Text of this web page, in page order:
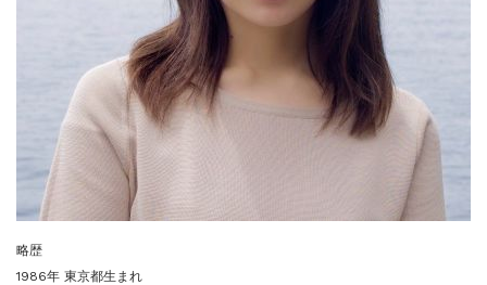
略歴
1986年 東京都生まれ